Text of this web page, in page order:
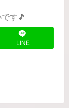
す🎵
LINE